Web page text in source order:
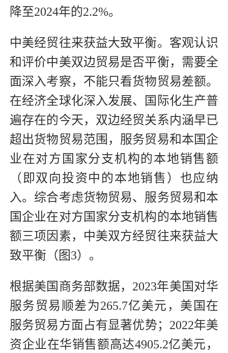
降至2024年的2.2%。
中美经贸往来获益大致平衡。客观认识
和评价中美双边贸易是否平衡，需要全
面深入考察，不能只看货物贸易差额。
在经济全球化深入发展、国际化生产普
遍存在的今天，双边经贸关系内涵早已
超出货物贸易范围，服务贸易和本国企
业在对方国家分支机构的本地销售额
（即双向投资中的本地销售）也应纳
入。综合考虑货物贸易、服务贸易和本
国企业在对方国家分支机构的本地销售
额三项因素，中美双方经贸往来获益大
致平衡（图3）。
根据美国商务部数据，2023年美国对华
服务贸易顺差为265.7亿美元，美国在
服务贸易方面占有显著优势；2022年美
资企业在华销售额高达4905.2亿美元，